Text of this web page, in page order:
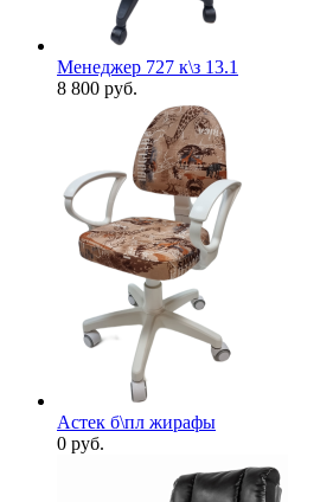
Менеджер 727 к\з 13.1
8 800 руб.
Астек б\пл жирафы
0 руб.